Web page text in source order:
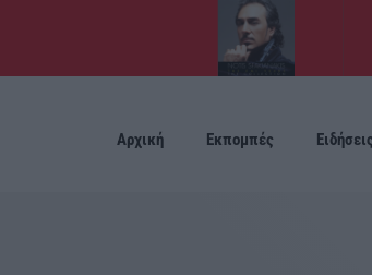
Αρχική Εκπομπές Ειδήσεις